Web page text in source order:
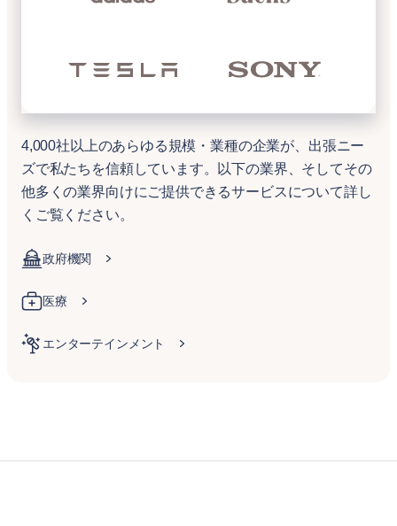
4,000社以上のあらゆる規模・業種の企業が、出張ニー
ズで私たちを信頼しています。以下の業界、そしてその
他多くの業界向けにご提供できるサービスについて詳し
くご覧ください。
政府機関
医療
エンターテインメント